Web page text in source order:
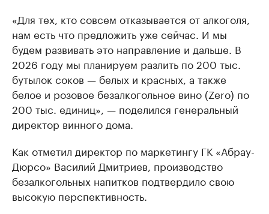
«Для тех, кто совсем отказывается от алкоголя,
нам есть что предложить уже сейчас. И мы
будем развивать это направление и дальше. В
2026 году мы планируем разлить по 200 тыс.
бутылок соков — белых и красных, а также
белое и розовое безалкогольное вино (Zero) по
200 тыс. единиц», — поделился генеральный
директор винного дома.
Как отметил директор по маркетингу ГК «Абрау-
Дюрсо» Василий Дмитриев, производство
безалкогольных напитков подтвердило свою
высокую перспективность.